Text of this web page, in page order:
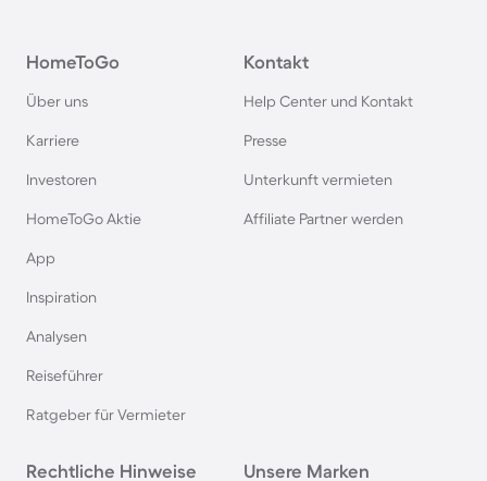
Pensionen in Oberstdorf
Pensionen in Schweden
Pensionen in Holland
Pensionen im Bayerischen Wald
HomeToGo
Über uns
Karriere
Investoren
HomeToGo Aktie
App
Inspiration
Analysen
Reiseführer
Ratgeber für Vermieter
Kontakt
Help Center und Kontakt
Presse
Unterkunft vermieten
Affiliate Partner werden
Rechtliche Hinweise Unsere Marken